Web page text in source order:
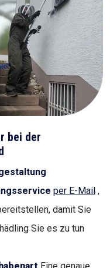
bei der
per E-Mail ,
damit Sie
Sie es zu tun